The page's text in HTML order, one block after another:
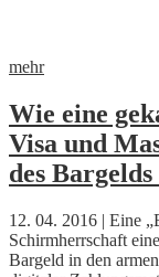
mehr
Wie eine
Visa und
des
12. 04. 2016 | Eine
Schirmherrschaft
Bargeld in den